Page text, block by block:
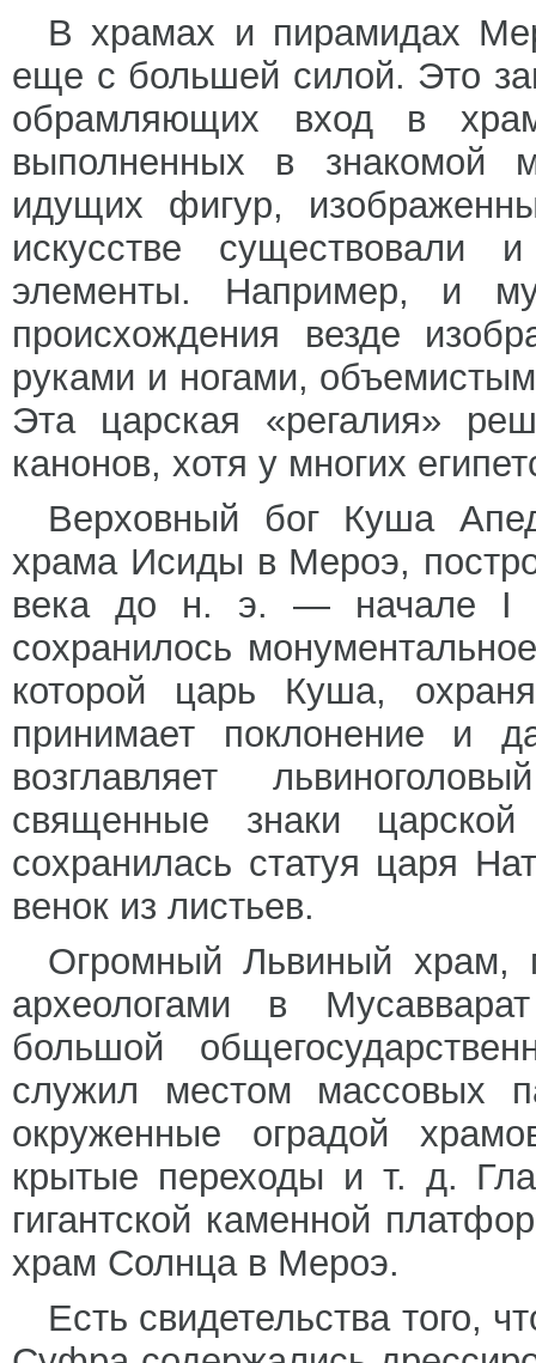
В храмах и пирамидах
еще с большей силой. Это
обрамляющих вход в
выполненных в знакомой
идущих фигур,
искусстве существовали
элементы. Например, и
происхождения везде
руками и ногами,
Эта царская «регалия»
канонов, хотя у многих
Верховный бог Куша
храма Исиды в Мероэ,
века до н. э. — начале I
сохранилось
которой царь Куша,
принимает поклонение и
возглавляет
священные знаки
сохранилась статуя царя
венок из листьев.
Огромный Львиный храм,
археологами в
большой
служил местом массовых
окруженные оградой
крытые переходы и т. д.
гигантской каменной
храм Солнца в Мероэ.
Есть свидетельства того,